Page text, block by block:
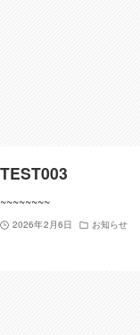
TEST003
~~~~~~~~
2026年2月6日 お知らせ